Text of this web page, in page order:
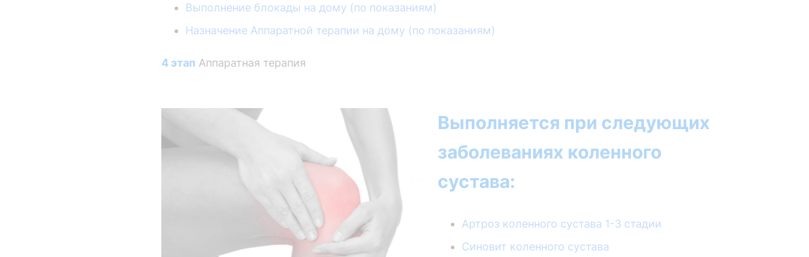
Выполнение блокады на дому (по показаниям)
Назначение Аппаратной терапии на дому (по показаниям)
4 этап Аппаратная терапия
Выполняется при следующих
заболеваниях коленного
сустава:
Артроз коленного сустава 1-3 стадии
Синовит коленного сустава